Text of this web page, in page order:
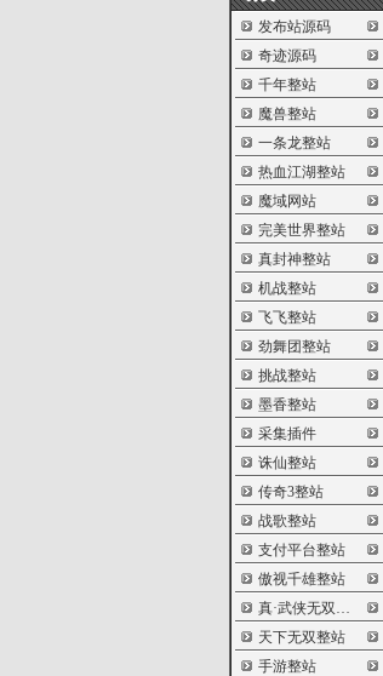
发布站源码
奇迹源码
千年整站
魔兽整站
一条龙整站
热血江湖整站
魔域网站
完美世界整站
真封神整站
机战整站
飞飞整站
劲舞团整站
挑战整站
墨香整站
采集插件
诛仙整站
传奇3整站
战歌整站
支付平台整站
傲视千雄整站
真·武侠无双整站
天下无双整站
手游整站